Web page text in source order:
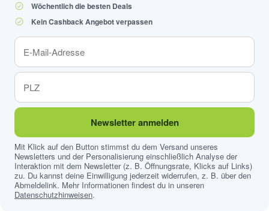
Wöchentlich die besten Deals
Kein Cashback Angebot verpassen
Newsletter anmelden
Mit Klick auf den Button stimmst du dem Versand unseres
Newsletters und der Personalisierung einschließlich Analyse der
Interaktion mit dem Newsletter (z. B. Öffnungsrate, Klicks auf Links)
zu. Du kannst deine Einwilligung jederzeit widerrufen, z. B. über den
Abmeldelink. Mehr Informationen findest du in unseren
Datenschutzhinweisen.